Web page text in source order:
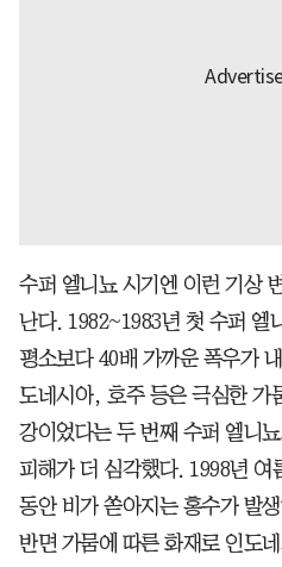
수퍼 엘니뇨 시기엔 이런 기상
난다. 1982~1983년 첫 수퍼 엘
평소보다 40배 가까운 폭우가
도네시아, 호주 등은 극심한 가
강이었다는 두 번째 수퍼 엘니
피해가 더 심각했다. 1998년 여
동안 비가 쏟아지는 홍수가 발
반면 가뭄에 따른 화재로 인도